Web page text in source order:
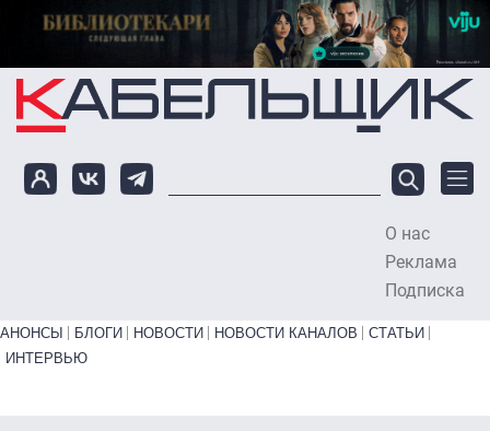
Перейти к основному содержанию
О нас
Реклама
Подписка
Primary links bottom
АНОНСЫ БЛОГИ НОВОСТИ НОВОСТИ КАНАЛОВ
СТАТЬИ
ИНТЕРВЬЮ